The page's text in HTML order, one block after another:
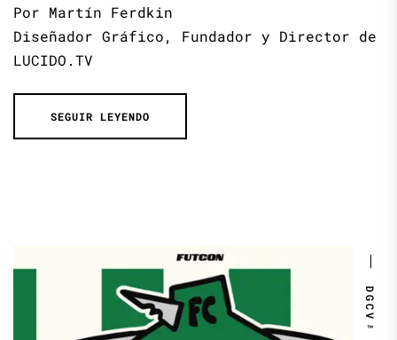
Por Martín Ferdkin
Diseñador Gráfico, Fundador y Director de
LUCIDO.TV
SEGUIR LEYENDO
DGCV™